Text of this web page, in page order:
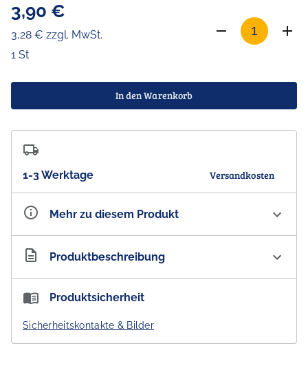
3,90 €
3,28 € zzgl. MwSt.
1 St
In den Warenkorb
1-3 Werktage Versandkosten
Mehr zu diesem Produkt
Artikelnummer 10000219
Produktbeschreibung
Verantwortlicher Lebensmittelunternehmer
Choppy's Food & Non-Food GmbH
Produktsicherheit
Sicherheitskontakte & Bilder